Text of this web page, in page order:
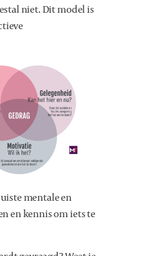
niet. Dit model is
mentale en
en kennis om iets te